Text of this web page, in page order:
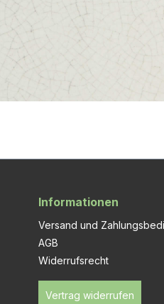
Informationen
Versand und
AGB
Widerrufsrecht
Vertrag widerrufen